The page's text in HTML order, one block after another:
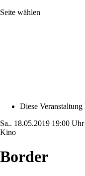
Seite wählen
Diese Veranstaltung
Sa.. 18.05.2019 19:00 Uhr
Kino
Border